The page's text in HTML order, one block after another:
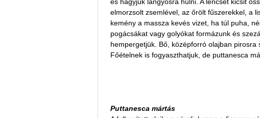
elmorzsolt zsemlével, az őrölt fűszerekkel, a
kemény a massza kevés vizet, ha túl puha,
pogácsákat vagy golyókat formázunk és
hempergetjük. Bő, középforró olajban pirosra
Főételnek is fogyaszthatjuk, de puttanesca
Puttanesca mártás